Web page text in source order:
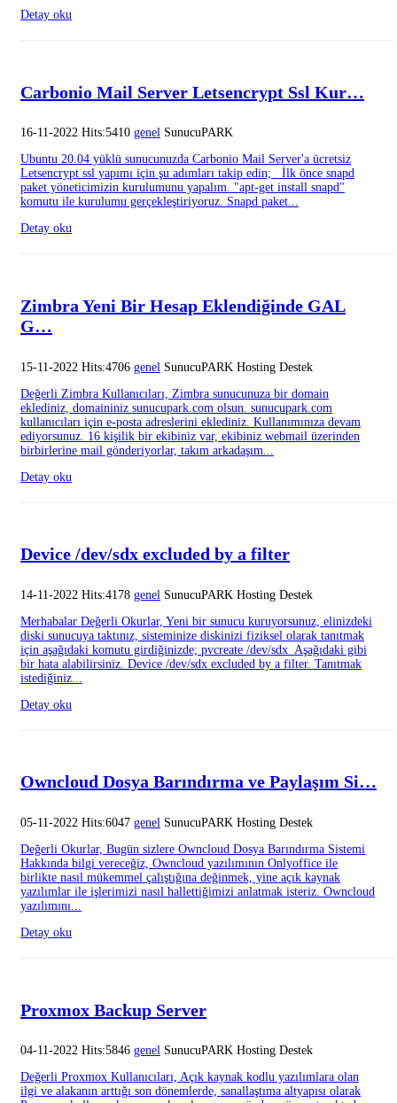
Detay oku
Carbonio Mail Server Letsencrypt Ssl Kur…
16-11-2022 Hits:5410 genel SunucuPARK
Ubuntu 20.04 yüklü sunucunuzda Carbonio Mail Server'a ücretsiz
Letsencrypt ssl yapımı için şu adımları takip edin; İlk önce snapd
paket yöneticimizin kurulumunu yapalım. "apt-get install snapd"
komutu ile kurulumu gerçekleştiriyoruz. Snapd paket...
Detay oku
Zimbra Yeni Bir Hesap Eklendiğinde GAL
G…
15-11-2022 Hits:4706 genel SunucuPARK Hosting Destek
Değerli Zimbra Kullanıcıları, Zimbra sunucunuza bir domain
eklediniz, domaininiz sunucupark.com olsun. sunucupark.com
kullanıcıları için e-posta adreslerini eklediniz. Kullanımınıza devam
ediyorsunuz. 16 kişilik bir ekibiniz var, ekibiniz webmail üzerinden
birbirlerine mail gönderiyorlar, takım arkadaşım...
Detay oku
Device /dev/sdx excluded by a filter
14-11-2022 Hits:4178 genel SunucuPARK Hosting Destek
Merhabalar Değerli Okurlar, Yeni bir sunucu kuruyorsunuz, elinizdeki
diski sunucuya taktınız, sisteminize diskinizi fiziksel olarak tanıtmak
için aşağıdaki komutu girdiğinizde; pvcreate /dev/sdx Aşağıdaki gibi
bir hata alabilirsiniz. Device /dev/sdx excluded by a filter. Tanıtmak
istediğiniz...
Detay oku
Owncloud Dosya Barındırma ve Paylaşım Si…
05-11-2022 Hits:6047 genel SunucuPARK Hosting Destek
Değerli Okurlar, Bugün sizlere Owncloud Dosya Barındırma Sistemi
Hakkında bilgi vereceğiz, Owncloud yazılımının Onlyoffice ile
birlikte nasıl mükemmel çalıştığına değinmek, yine açık kaynak
yazılımlar ile işlerimizi nasıl hallettiğimizi anlatmak isteriz. Owncloud
yazılımını...
Detay oku
Proxmox Backup Server
04-11-2022 Hits:5846 genel SunucuPARK Hosting Destek
Değerli Proxmox Kullanıcıları, Açık kaynak kodlu yazılımlara olan
ilgi ve alakanın arttığı son dönemlerde, sanallaştıma altyapısı olarak